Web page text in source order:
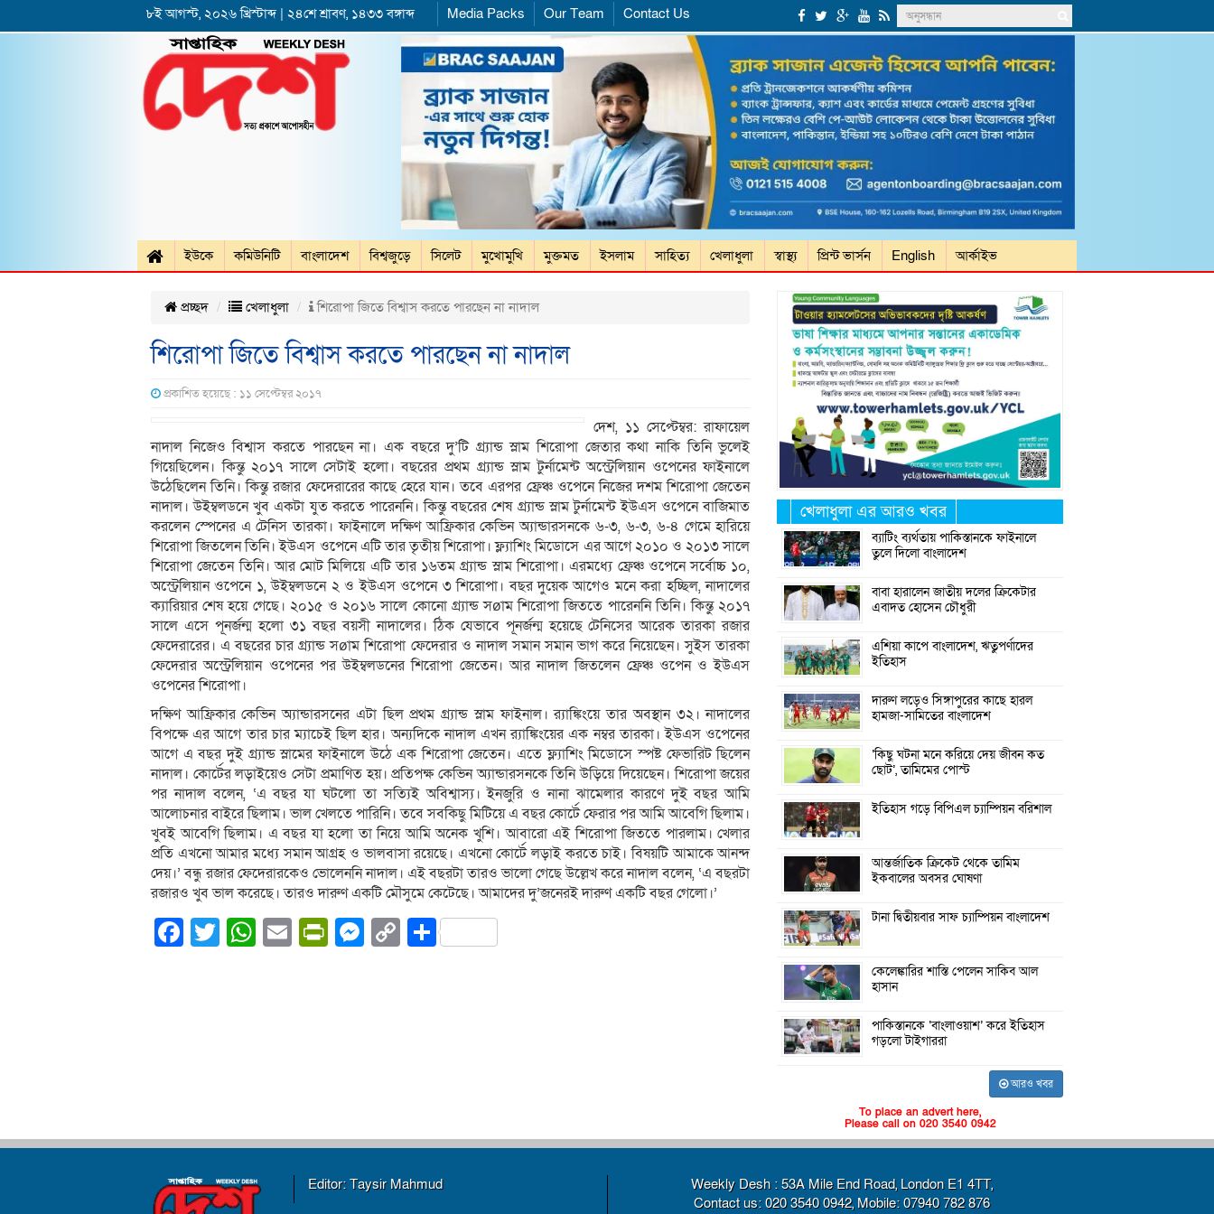
৮ই আগস্ট, ২০২৬ খ্রিস্টাব্দ | ২৪শে শ্রাবণ, ১৪৩৩ বঙ্গাব্দ Media Packs Our Team Contact Us
ইউকে কমিউনিটি বাংলাদেশ বিশ্বজুড়ে সিলেট মুখোমুখি মুক্তমত ইসলাম সাহিত্য খেলাধুলা স্বাস্থ্য প্রিন্ট ভার্সন English আর্কাইভ
প্রচ্ছদ খেলাধুলা শিরোপা জিতে বিশ্বাস করতে পারছেন না নাদাল
শিরোপা জিতে বিশ্বাস করতে পারছেন না নাদাল
প্রকাশিত হয়েছে : ১১ সেপ্টেম্বর ২০১৭
দেশ, ১১ সেপ্টেম্বর: রাফায়েল
নাদাল নিজেও বিশ্বাস করতে পারছেন না। এক বছরে দু’টি গ্র্যান্ড স্লাম শিরোপা জেতার কথা নাকি তিনি ভুলেই
গিয়েছিলেন। কিন্তু ২০১৭ সালে সেটাই হলো। বছরের প্রথম গ্র্যান্ড স্লাম টুর্নামেন্ট অস্ট্রেলিয়ান ওপেনের ফাইনালে
উঠেছিলেন তিনি। কিন্তু রজার ফেদেরারের কাছে হেরে যান। তবে এরপর ফ্রেঞ্চ ওপেনে নিজের দশম শিরোপা জেতেন
নাদাল। উইম্বলডনে খুব একটা যুত করতে পারেননি। কিন্তু বছরের শেষ গ্র্যান্ড স্লাম টুর্নামেন্ট ইউএস ওপেনে বাজিমাত
করলেন স্পেনের এ টেনিস তারকা। ফাইনালে দক্ষিণ আফ্রিকার কেভিন অ্যান্ডারসনকে ৬-৩, ৬-৩, ৬-৪ গেমে হারিয়ে
শিরোপা জিতলেন তিনি। ইউএস ওপেনে এটি তার তৃতীয় শিরোপা। ফ্ল্যাশিং মিডোসে এর আগে ২০১০ ও ২০১৩ সালে
শিরোপা জেতেন তিনি। আর মোট মিলিয়ে এটি তার ১৬তম গ্র্যান্ড স্লাম শিরোপা। এরমধ্যে ফ্রেঞ্চ ওপেনে সর্বোচ্চ ১০,
অস্ট্রেলিয়ান ওপেনে ১, উইম্বলডনে ২ ও ইউএস ওপেনে ৩ শিরোপা। বছর দুয়েক আগেও মনে করা হচ্ছিল, নাদালের
ক্যারিয়ার শেষ হয়ে গেছে। ২০১৫ ও ২০১৬ সালে কোনো গ্র্যান্ড সøাম শিরোপা জিততে পারেননি তিনি। কিন্তু ২০১৭
সালে এসে পূনর্জন্ম হলো ৩১ বছর বয়সী নাদালের। ঠিক যেভাবে পূনর্জন্ম হয়েছে টেনিসের আরেক তারকা রজার
ফেদেরারের। এ বছরের চার গ্র্যান্ড সøাম শিরোপা ফেদেরার ও নাদাল সমান সমান ভাগ করে নিয়েছেন। সুইস তারকা
ফেদেরার অস্ট্রেলিয়ান ওপেনের পর উইম্বলডনের শিরোপা জেতেন। আর নাদাল জিতলেন ফ্রেঞ্চ ওপেন ও ইউএস
ওপেনের শিরোপা।
দক্ষিণ আফ্রিকার কেভিন অ্যান্ডারসনের এটা ছিল প্রথম গ্র্যান্ড স্লাম ফাইনাল। র‌্যাঙ্কিংয়ে তার অবস্থান ৩২। নাদালের
বিপক্ষে এর আগে তার চার ম্যাচেই ছিল হার। অন্যদিকে নাদাল এখন র‌্যাঙ্কিংয়ের এক নম্বর তারকা। ইউএস ওপেনের
আগে এ বছর দুই গ্র্যান্ড স্লামের ফাইনালে উঠে এক শিরোপা জেতেন। এতে ফ্ল্যাশিং মিডোসে স্পষ্ট ফেভারিট ছিলেন
নাদাল। কোর্টের লড়াইয়েও সেটা প্রমাণিত হয়। প্রতিপক্ষ কেভিন অ্যান্ডারসনকে তিনি উড়িয়ে দিয়েছেন। শিরোপা জয়ের
পর নাদাল বলেন, ‘এ বছর যা ঘটলো তা সত্যিই অবিশ্বাস্য। ইনজুরি ও নানা ঝামেলার কারণে দুই বছর আমি
আলোচনার বাইরে ছিলাম। ভাল খেলতে পারিনি। তবে সবকিছু মিটিয়ে এ বছর কোর্টে ফেরার পর আমি আবেগি ছিলাম।
খুবই আবেগি ছিলাম। এ বছর যা হলো তা নিয়ে আমি অনেক খুশি। আবারো এই শিরোপা জিততে পারলাম। খেলার
প্রতি এখনো আমার মধ্যে সমান আগ্রহ ও ভালবাসা রয়েছে। এখনো কোর্টে লড়াই করতে চাই। বিষয়টি আমাকে আনন্দ
দেয়।’ বন্ধু রজার ফেদেরারকেও ভোলেননি নাদাল। এই বছরটা তারও ভালো গেছে উল্লেখ করে নাদাল বলেন, ‘এ বছরটা
রজারও খুব ভাল করেছে। তারও দারুণ একটি মৌসুমে কেটেছে। আমাদের দু’জনেরই দারুণ একটি বছর গেলো।’
Facebook
Twitter
WhatsApp
EmailPrintFriendly
Messenger
CopyShare
খেলাধুলা এর আরও খবর
ব্যাটিং ব্যর্থতায় পাকিস্তানকে ফাইনালে
তুলে দিলো বাংলাদেশ
বাবা হারালেন জাতীয় দলের ক্রিকেটার
এবাদত হোসেন চৌধুরী
এশিয়া কাপে বাংলাদেশ, ঋতুপর্ণাদের
ইতিহাস
দারুণ লড়েও সিঙ্গাপুরের কাছে হারল
হামজা-সামিতের বাংলাদেশ
‘কিছু ঘটনা মনে করিয়ে দেয় জীবন কত
ছোট’, তামিমের পোস্ট
ইতিহাস গড়ে বিপিএল চ্যাম্পিয়ন বরিশাল
আন্তর্জাতিক ক্রিকেট থেকে তামিম
ইকবালের অবসর ঘোষণা
টানা দ্বিতীয়বার সাফ চ্যাম্পিয়ন বাংলাদেশ
কেলেঙ্কারির শাস্তি পেলেন সাকিব আল
হাসান
পাকিস্তানকে ‘বাংলাওয়াশ’ করে ইতিহাস
গড়লো টাইগাররা
আরও খবর
To place an advert here,
Please call on 020 3540 0942
Editor: Taysir Mahmud
Weekly Desh : 53A Mile End Road, London E1 4TT,
Contact us: 020 3540 0942, Mobile: 07940 782 876